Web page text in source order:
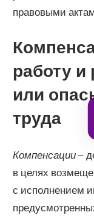
правовыми
работу
или
труда
Компенсации–
в целях
с исполнением